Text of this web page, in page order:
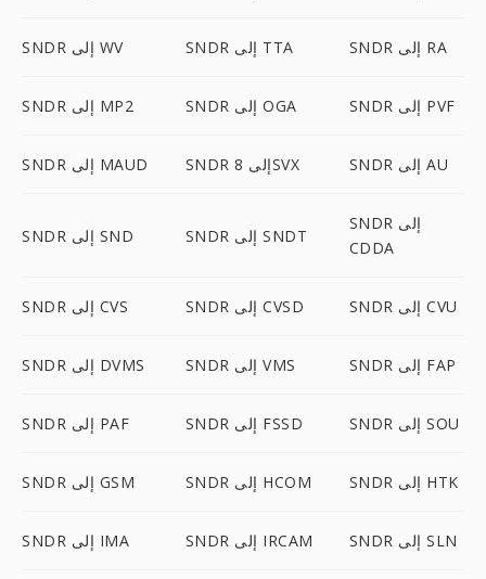
SNDR إلى WV SNDR إلى TTA SNDR إلى RA
SNDR إلى MP2 SNDR إلى OGA SNDR إلى PVF
SNDR إلى MAUD SNDR إلى 8SVX SNDR إلى AU
SNDR إلى SND SNDR إلى SNDT
SNDR إلى
CDDA
SNDR إلى CVS SNDR إلى CVSD SNDR إلى CVU
SNDR إلى DVMS SNDR إلى VMS SNDR إلى FAP
SNDR إلى PAF SNDR إلى FSSD SNDR إلى SOU
SNDR إلى GSM SNDR إلى HCOM SNDR إلى HTK
SNDR إلى IMA SNDR إلى IRCAM SNDR إلى SLN